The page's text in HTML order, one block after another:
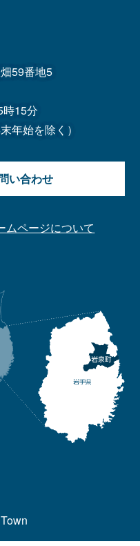
59番地5
15分
年始を除く）
い合わせ
ムページについて